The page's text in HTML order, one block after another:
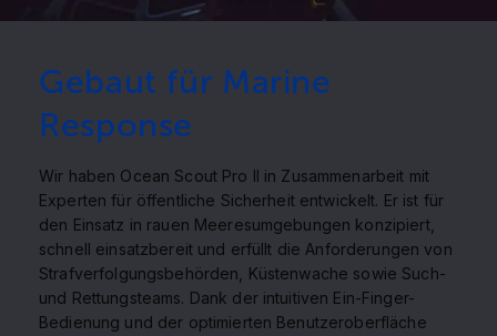
Gebaut für Marine
Response
Wir haben Ocean Scout Pro II in Zusammenarbeit mit
Experten für öffentliche Sicherheit entwickelt. Er ist für
den Einsatz in rauen Meeresumgebungen konzipiert,
schnell einsatzbereit und erfüllt die Anforderungen von
Strafverfolgungsbehörden, Küstenwache sowie Such-
und Rettungsteams. Dank der intuitiven Ein-Finger-
Bedienung und der optimierten Benutzeroberfläche